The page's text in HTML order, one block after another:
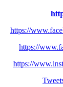
https://
https://
https://